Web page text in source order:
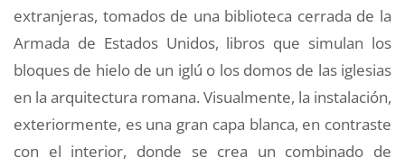
extranjeras, tomados de una biblioteca cerrada de la
Armada de Estados Unidos, libros que simulan los
bloques de hielo de un iglú o los domos de las iglesias
en la arquitectura romana. Visualmente, la instalación,
exteriormente, es una gran capa blanca, en contraste
con el interior, donde se crea un combinado de